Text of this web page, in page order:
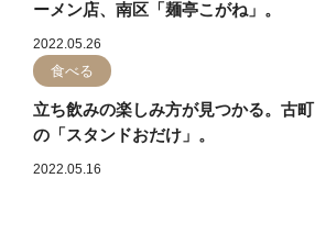
ーメン店、南区「麺亭こがね」。
2022.05.26
食べる
立ち飲みの楽しみ方が見つかる。古町
の「スタンドおだけ」。
2022.05.16